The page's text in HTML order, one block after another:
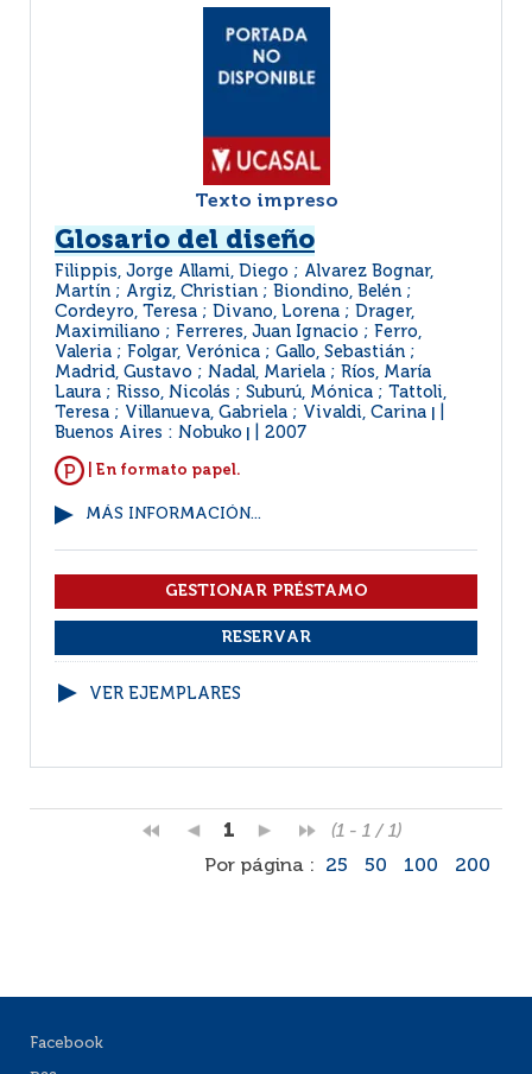
Texto impreso
Glosario del diseño
Filippis, Jorge Allami, Diego ; Alvarez Bognar,
Martín ; Argiz, Christian ; Biondino, Belén ;
Cordeyro, Teresa ; Divano, Lorena ; Drager,
Maximiliano ; Ferreres, Juan Ignacio ; Ferro,
Valeria ; Folgar, Verónica ; Gallo, Sebastián ;
Madrid, Gustavo ; Nadal, Mariela ; Ríos, María
Laura ; Risso, Nicolás ; Suburú, Mónica ; Tattoli,
Teresa ; Villanueva, Gabriela ; Vivaldi, Carina
Buenos Aires : Nobuko 2007
| En formato papel.
MÁS INFORMACIÓN...
VER EJEMPLARES
1
(1 - 1 / 1)
Por página :
25 50 100 200
Facebook